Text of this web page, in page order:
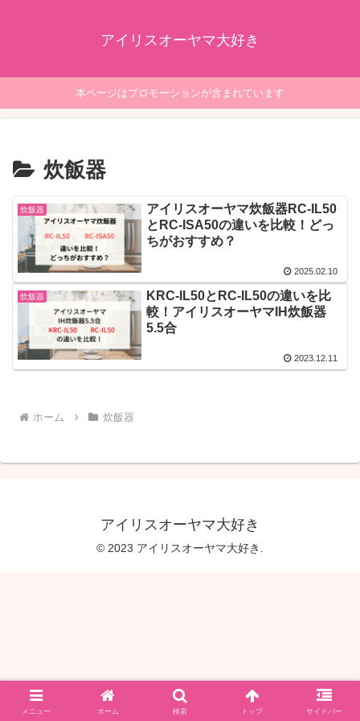
アイリスオーヤマ大好き
本ページはプロモーションが含まれています
炊飯器
炊飯器
アイリスオーヤマ炊飯器RC-IL50
とRC-ISA50の違いを比較！どっ
ちがおすすめ？
2025.02.10
炊飯器
KRC-IL50とRC-IL50の違いを比
較！アイリスオーヤマIH炊飯器
5.5合
2023.12.11
ホーム 炊飯器
アイリスオーヤマ大好き
© 2023 アイリスオーヤマ大好き.
メニュー ホーム 検索 トップ サイドバー